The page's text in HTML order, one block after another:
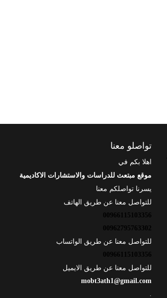
تواصلو معنا
اهلا بكم في
موقع مبتعث للدراسات والاستشارات الاكاديمية
يسرنا تواصلكم معنا
للتواصل معنا عن طريق الهاتف
00966115103356
00962795763302
للتواصل معنا عن طريق الواتساب
00966115103356
للتواصل معنا عن طريق الايميل
mobt3ath1@gmail.com